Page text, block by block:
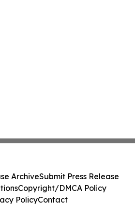
ArchiveSubmit Press Release
Copyright/DMCA Policy
PolicyContact